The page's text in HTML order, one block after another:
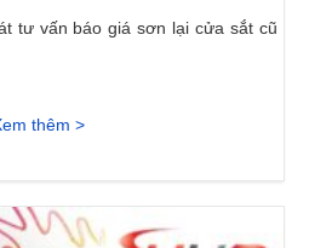
tư vấn báo giá sơn lại cửa sắt cũ
thêm >